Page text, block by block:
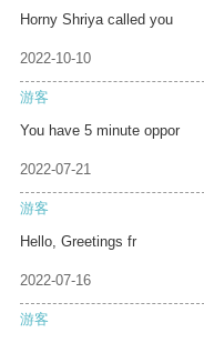
Horny Shriya called you
2022-10-10
游客
You have 5 minute oppor
2022-07-21
游客
Hello, Greetings fr
2022-07-16
游客